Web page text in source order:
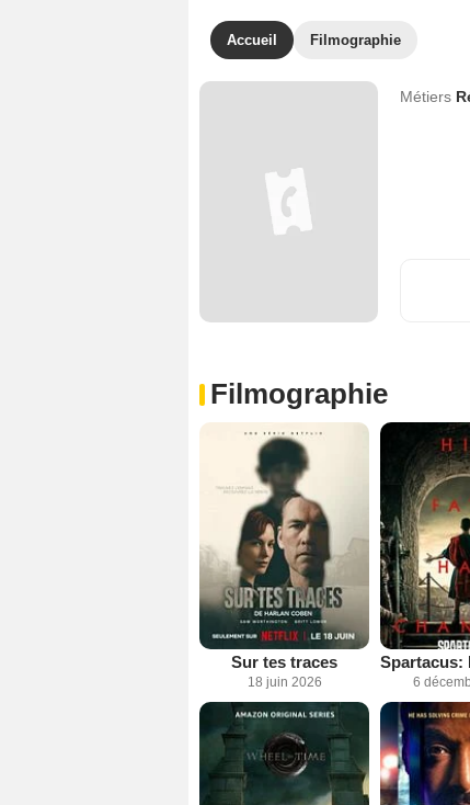
Accueil Filmographie
Métiers
Filmographie
Sur tes traces
18 juin 2026 6